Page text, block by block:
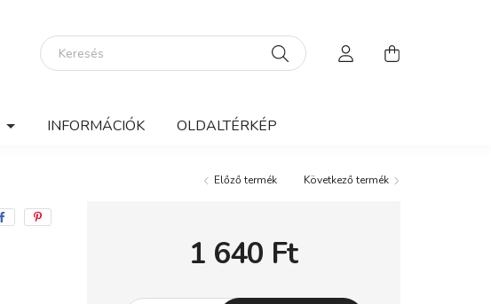
INFORMÁCIÓK OLDALTÉRKÉP
Előző termék Következő termék
1 640 Ft